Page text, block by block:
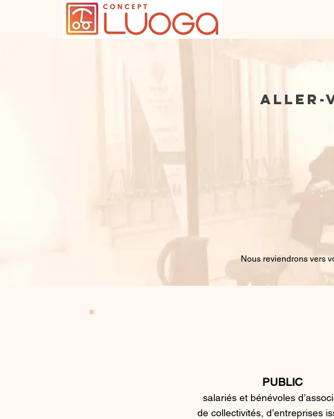
Aller-
Nous reviendrons vers
PUBLIC
salariés et bénévoles
de collectivités, d’entreprises